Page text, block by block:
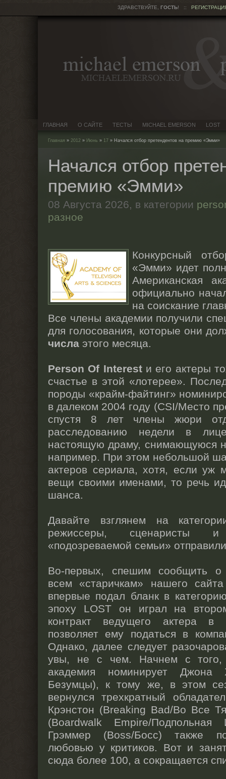
ЗДРАВСТВУЙТЕ,ГОСТЬ! ::
ГЛАВНАЯ О САЙТЕ ТЕСТЫ MICHAEL EMERSON LOST
Главная » 2012 » Июнь » 17 » Начался отбор претендентов на премию «Эмми»
Начался отбор
премию «Эмми»
08 Августа 2026, в категории
разное
Конкурсный
«Эмми» идет
Американская
официально
на соискание
Все члены академии получили
для голосования, которые они
числа этого месяца.
Person Of Interestи его актеры
счастье в этой «лотерее».
породы «крайм-файтинг»
в далеком 2004 году (CSI/Место
спустя 8 лет члены жюри
расследованию недели в
настоящую драму, снимающуюся
например. При этом небольшой
актеров сериала, хотя, если уж
вещи своими именами, то речь
шанса.
Давайте взглянем на
режиссеры, сценаристы
«подозреваемой семьи»
Во-первых, спешим сообщить о
всем «старичкам» нашего
впервые подал бланк в
эпоху LOST он играл на
контракт ведущего актера
позволяет ему податься в
Однако, далее следует
увы, не с чем. Начнем с
академия номинирует
Безумцы), к тому же, в этом
вернулся трехкратный
Крэнстон (Breaking Bad/Во Все
(Boardwalk Empire/
Грэммер (Boss/Босс) также
любовью у критиков. Вот и
сюда более 100, а сокращается